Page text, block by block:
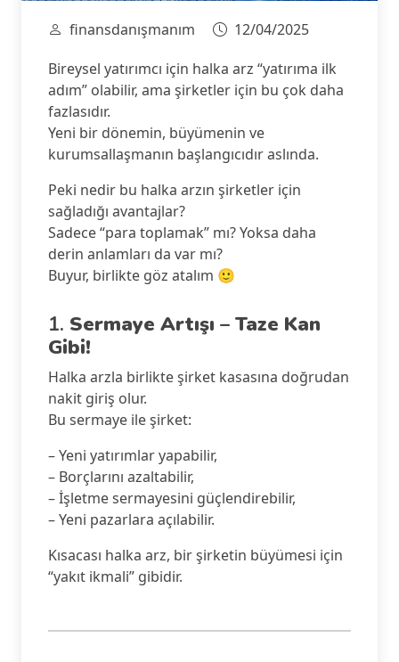
finansdanışmanım
12/04/2025
Bireysel yatırımcı için halka arz “yatırıma ilk
adım” olabilir, ama şirketler için bu çok daha
fazlasıdır.
Yeni bir dönemin, büyümenin ve
kurumsallaşmanın başlangıcıdır aslında.
Peki nedir bu halka arzın şirketler için
sağladığı avantajlar?
Sadece “para toplamak” mı? Yoksa daha
derin anlamları da var mı?
Buyur, birlikte göz atalım 🙂
1. Sermaye Artışı – Taze Kan
Gibi!
Halka arzla birlikte şirket kasasına doğrudan
nakit giriş olur.
Bu sermaye ile şirket:
– Yeni yatırımlar yapabilir,
– Borçlarını azaltabilir,
– İşletme sermayesini güçlendirebilir,
– Yeni pazarlara açılabilir.
Kısacası halka arz, bir şirketin büyümesi için
“yakıt ikmali” gibidir.